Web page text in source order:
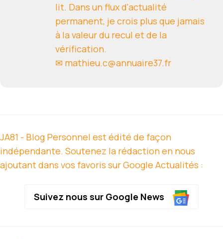
lit. Dans un flux d'actualité
permanent, je crois plus que jamais
à la valeur du recul et de la
vérification.
✉ mathieu.c@annuaire37.fr
JA81 - Blog Personnel est édité de façon
indépendante. Soutenez la rédaction en nous
ajoutant dans vos favoris sur Google Actualités :
Suivez nous sur Google News